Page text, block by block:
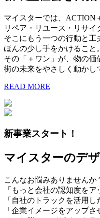
マイスターでは、ACTION
リペア・リユース・リサイ
そこにもう一つの行動と
ほんの少し手をかけること
その「＋ワン」が、物の価
街の未来をやさしく動かし
READ MORE
新事業スタート！
マイスターのデ
こんなお悩みありませんか
「もっと会社の認知度をア
「自社のトラックを活用し
「企業イメージをアップさ